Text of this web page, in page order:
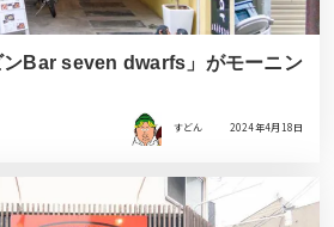
ンBar seven dwarfs」がモーニン
すどん 2024年4月18日